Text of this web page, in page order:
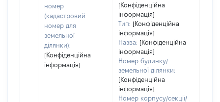
номер
(кадастровий
номер для
земельної
ділянки):
[Конфіденційна
інформація]
[Конфіденційна
інформація]
Тип: [Конфіденційна
інформація]
Назва: [Конфіденційна
інформація]
Номер будинку/
земельної ділянки:
[Конфіденційна
інформація]
Номер корпусу/секції/